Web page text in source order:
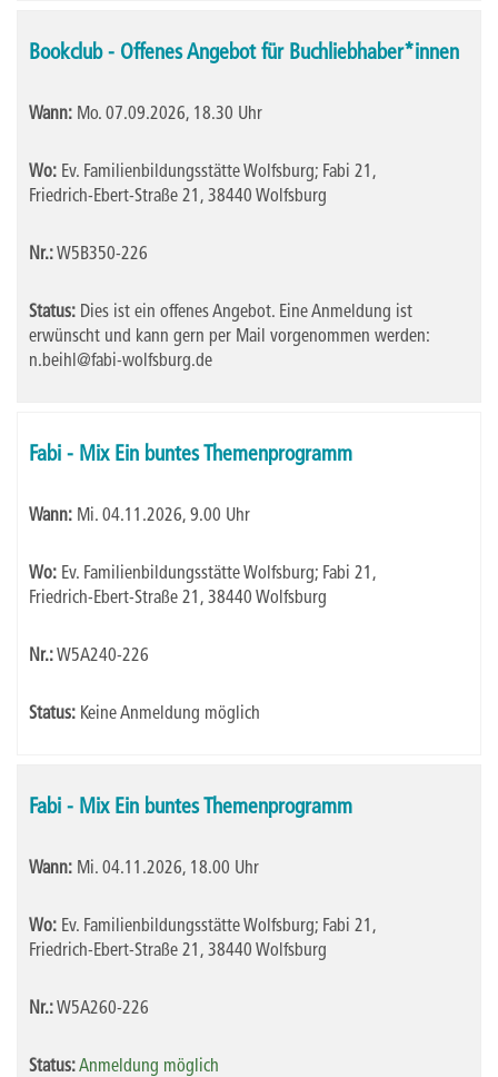
Bookclub - Offenes Angebot für Buchliebhaber*innen
Wann: Mo. 07.09.2026, 18.30 Uhr
Wo: Ev. Familienbildungsstätte Wolfsburg; Fabi 21,
Friedrich-Ebert-Straße 21, 38440 Wolfsburg
Nr.:W5B350-226
Status: Dies ist ein offenes Angebot. Eine Anmeldung ist
erwünscht und kann gern per Mail vorgenommen werden:
n.beihl@fabi-wolfsburg.de
Fabi - Mix Ein buntes Themenprogramm
Wann: Mi. 04.11.2026, 9.00 Uhr
Wo: Ev. Familienbildungsstätte Wolfsburg; Fabi 21,
Friedrich-Ebert-Straße 21, 38440 Wolfsburg
Nr.:W5A240-226
Status: Keine Anmeldung möglich
Fabi - Mix Ein buntes Themenprogramm
Wann: Mi. 04.11.2026, 18.00 Uhr
Wo: Ev. Familienbildungsstätte Wolfsburg; Fabi 21,
Friedrich-Ebert-Straße 21, 38440 Wolfsburg
Nr.:W5A260-226
Status:Anmeldung möglich